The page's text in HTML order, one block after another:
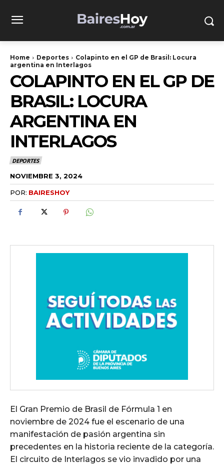
Home Deportes
Colapinto en el GP de Brasil: Locura
argentina en Interlagos
COLAPINTO EN EL GP DE
BRASIL: LOCURA
ARGENTINA EN
INTERLAGOS
DEPORTES
NOVIEMBRE 3, 2024
POR: BAIRESHOY
El Gran Premio de Brasil de Fórmula 1 en
noviembre de 2024 fue el escenario de una
manifestación de pasión argentina sin
precedentes en la historia reciente de la categoría.
El circuito de Interlagos se vio invadido por una